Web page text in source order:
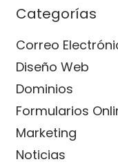
Categorías
Correo
Diseño Web
Dominios
Formularios
Marketing
Noticias